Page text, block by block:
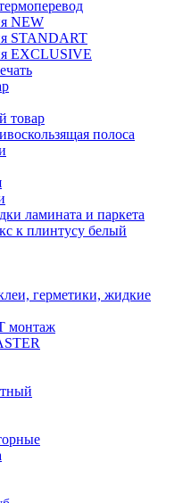
NEW
STANDART
EXCLUSIVE
товар
полоса
ламината и паркета
к плинтусу белый
герметики, жидкие